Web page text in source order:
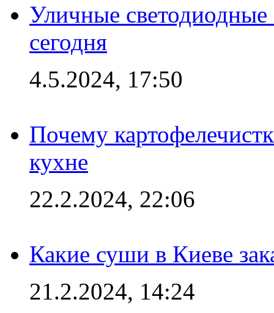
Уличные
сегодня
4.5.2024, 17:50
Почему
кухне
22.2.2024, 22:06
Какие суши в Киеве
21.2.2024, 14:24